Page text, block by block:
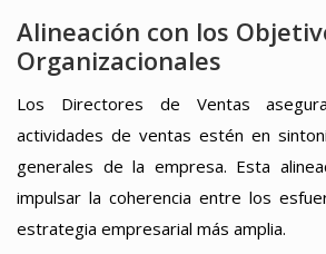
Alineación con los
Organizacionales
Los Directores de Ventas
actividades de ventas estén en
generales de la empresa. Esta
impulsar la coherencia entre los
estrategia empresarial más amplia.